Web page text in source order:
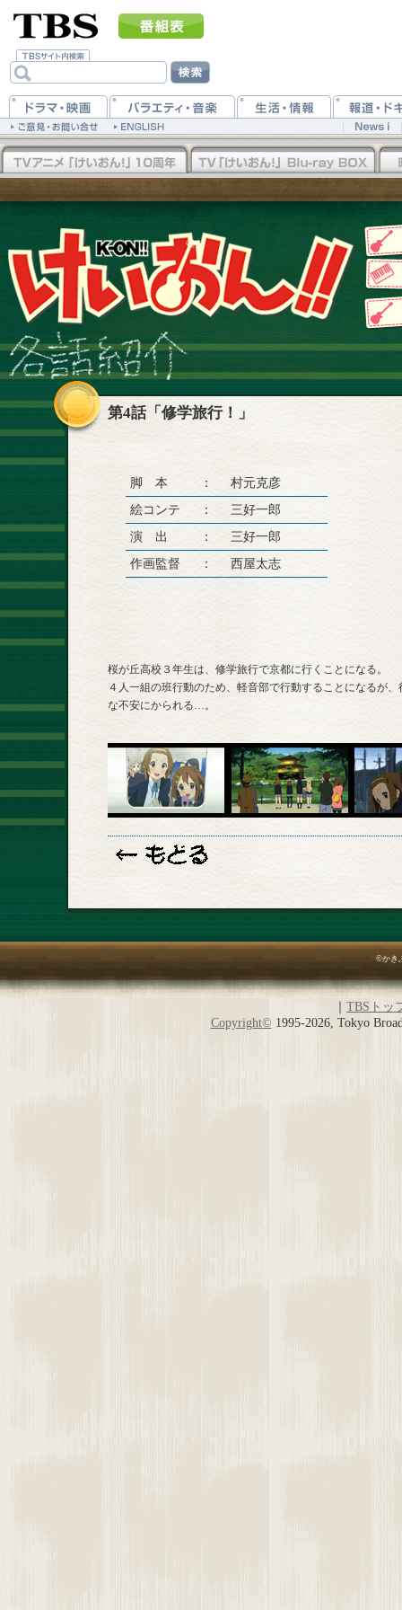
第4話「修学旅行！」
脚 本 ：
村元克彦
絵コンテ
：
三好一郎
演 出
：
三好一郎
作画監督
： 西屋太志
桜が丘高校３年生は、修学旅行で京都に行くことになる。
４人一組の班行動のため、軽音部で行動することになるが
な不安にかられる…。
©かき
｜ TBSトッ
Copyright© 1995-2026, Tokyo